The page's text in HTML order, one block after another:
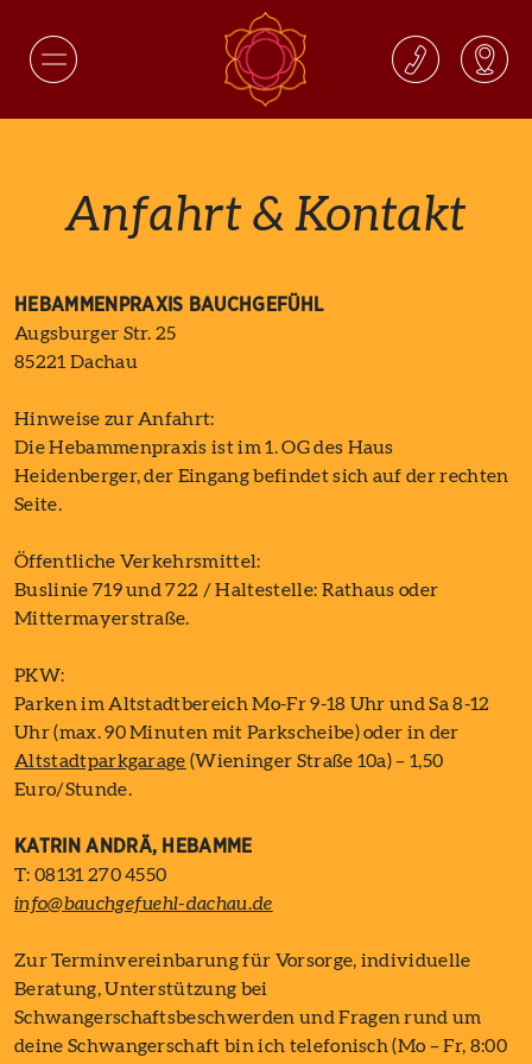
Anfahrt & Kontakt
HEBAMMENPRAXIS BAUCHGEFÜHL
Augsburger Str. 25
85221 Dachau
Hinweise zur Anfahrt:
Die Hebammenpraxis ist im 1. OG des Haus
Heidenberger, der Eingang befindet sich auf der rechten
Seite.
Öffentliche Verkehrsmittel:
Buslinie 719 und 722 / Haltestelle: Rathaus oder
Mittermayerstraße.
PKW:
Parken im Altstadtbereich Mo-Fr 9-18 Uhr und Sa 8-12
Uhr (max. 90 Minuten mit Parkscheibe) oder in der
Altstadtparkgarage (Wieninger Straße 10a) – 1,50
Euro/Stunde.
KATRIN ANDRÄ, HEBAMME
T: 08131 270 4550
info@bauchgefuehl-dachau.de
Zur Terminvereinbarung für Vorsorge, individuelle
Beratung, Unterstützung bei
Schwangerschaftsbeschwerden und Fragen rund um
deine Schwangerschaft bin ich telefonisch (Mo – Fr, 8:00